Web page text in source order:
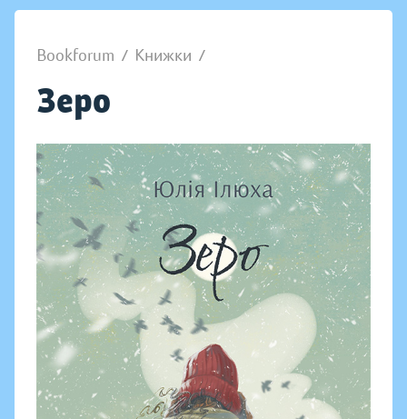
Bookforum / Книжки /
Зеро